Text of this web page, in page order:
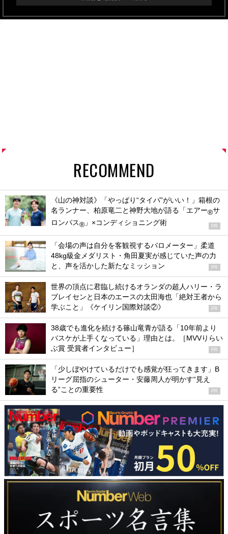
RECOMMEND
《山の神対談》「やっぱり“タイパ”がいい！」箱根の
名ランナー、柏原竜二と神野大地が語る「エアー®サ
ロンパス® 」×コンディショニング術 PR
「会場の声は自分を客観視するバロメーター」柔道
48kg級金メダリスト・角田夏実が感じていた声の力
と、声を活かした新たなミッション
PR
世界の頂点に君臨し続けるオランダの超人ハリー・ラ
ブレイセンと日本のエースの太田海也「絶対王者から
学ぶこと」《ケイリン国際対談②》
PR
38歳でも進化を続ける篠山竜青が語る「10年前より
バスケが上手くなっている」理由とは。［MVVりらい
ぶ賞 受賞者インタビュー］
PR
「少しぼやけているだけでも感覚が狂ってきます」B
リーグ屈指のシューター・安藤周人が明かす“見え
る”ことの重要性
PR